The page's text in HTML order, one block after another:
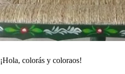
¡Hola, colorás y coloraos!